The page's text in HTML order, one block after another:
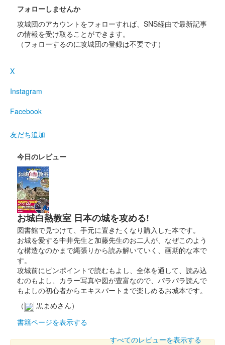
2025年3月1日（土）、2日（日）に開催された「にっぽん城まつ
り2025」国宝 彦根城・佐和山城ブースで販売された御城印。
彦根城 入城記念符
今まで1枚ずつスタンプで家紋などが押印されていたが、全てプ
彦根城 御城印
リー浦賀来航図版
販売終了
2024年12月21、22日に開催されたお城EXPO 2024の国宝 彦根
城・佐和山城のブースにて22日のみ販売された御城印。
彦根城 御城印 オシロボット 彦根城 デフォルメ版
2024年12月21、22日に開催されたお城EXPO 2024の城郭合体オ
シロボッツブースにて販売された御城印。その後、2026年4月1
日より彦根観光センターと彦根市観光案内所にて現地販売。
彦根城 御城印 お城EXPO 2024 天守背景冬限定版
販売終了
2024年12月21、22日に開催されたお城EXPO 2024の国宝 彦根
城・佐和山城ブースにて販売された御城印。美しい雪が降り積も
フォローしませんか
攻城団のアカウントをフォローすれば、SNS経由で最新記事
の情報を受け取ることができます。
（フォローするのに攻城団の登録は不要です）
X
Instagram
Facebook
友だち追加
今日のレビュー
お城白熱教室 日本の城を攻める!
図書館で見つけて、手元に置きたくなり購入した本です。
お城を愛する中井先生と加藤先生のお二人が、なぜこのよう
な構造なのかまで縄張りから読み解いていく、画期的な本で
す。
攻城前にピンポイントで読むもよし、全体を通して、読み込
むのもよし、カラー写真や図が豊富なので、パラパラ読んで
もよしの初心者からエキスパートまで楽しめるお城本です。
（
黒まめさん）
書籍ページを表示する
すべてのレビューを表示する